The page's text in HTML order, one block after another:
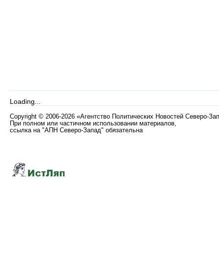
Loading...
Copyright © 2006-2026 «Агентство Политических Новостей Северо-
При полном или частичном использовании материалов,
ссылка на "АПН Северо-Запад" обязательна